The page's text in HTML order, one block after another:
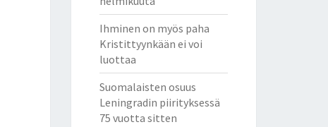
Ihminen on myös paha
Kristittyynkään ei voi
luottaa
Suomalaisten osuus
Leningradin piirityksessä
75 vuotta sitten